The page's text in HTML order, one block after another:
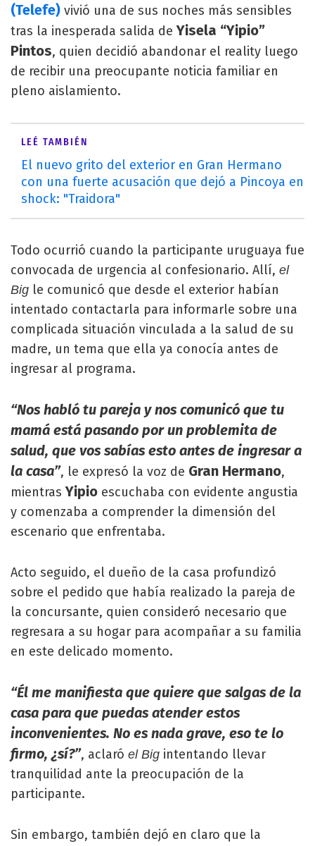
(Telefe) vivió una de sus noches más sensibles
tras la inesperada salida deYisela “Yipio”
Pintos, quien decidió abandonar el reality luego
de recibir una preocupante noticia familiar en
pleno aislamiento.
LEÉ TAMBIÉN
El nuevo grito del exterior en Gran Hermano
con una fuerte acusación que dejó a Pincoya en
shock: "Traidora"
Todo ocurrió cuando la participante uruguaya fue
convocada de urgencia al confesionario. Allí, el
Big le comunicó que desde el exterior habían
intentado contactarla para informarle sobre una
complicada situación vinculada a la salud de su
madre, un tema que ella ya conocía antes de
ingresar al programa.
“Nos habló tu pareja y nos comunicó que tu
mamá está pasando por un problemita de
salud, que vos sabías esto antes de ingresar a
la casa”, le expresó la voz de Gran Hermano,
mientrasYipio escuchaba con evidente angustia
y comenzaba a comprender la dimensión del
escenario que enfrentaba.
Acto seguido, el dueño de la casa profundizó
sobre el pedido que había realizado la pareja de
la concursante, quien consideró necesario que
regresara a su hogar para acompañar a su familia
en este delicado momento.
“Él me manifiesta que quiere que salgas de la
casa para que puedas atender estos
inconvenientes. No es nada grave, eso te lo
firmo, ¿sí?”, aclaró el Big intentando llevar
tranquilidad ante la preocupación de la
participante.
Sin embargo, también dejó en claro que la